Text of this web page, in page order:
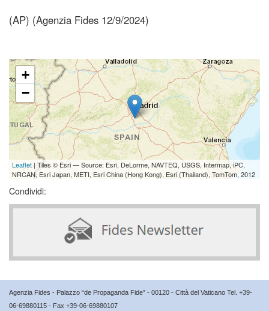
(AP) (Agenzia Fides 12/9/2024)
+
−
Leaflet | Tiles © Esri — Source: Esri, DeLorme, NAVTEQ, USGS, Intermap, iPC,
NRCAN, Esri Japan, METI, Esri China (Hong Kong), Esri (Thailand), TomTom, 2012
Condividi:
Agenzia Fides - Palazzo “de Propaganda Fide” - 00120 - Città del Vaticano Tel. +39-
06-69880115 - Fax +39-06-69880107